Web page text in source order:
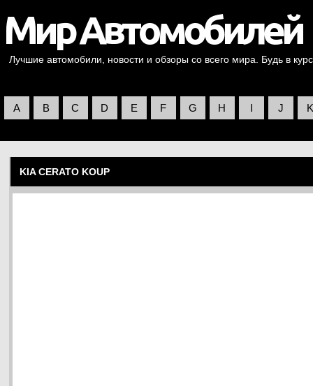
Лучшие автомобили, новости и обзоры со всего мира. Будь в
A B C D E F G H I J K
KIA CERATO KOUP